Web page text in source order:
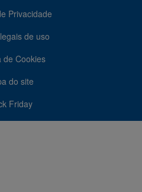
Privacidade
de uso
de Cookies
do site
Friday